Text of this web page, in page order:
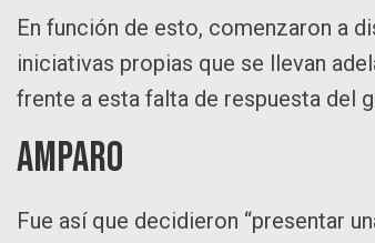
En función de esto, comenzaron a
iniciativas propias que se llevan
frente a esta falta de respuesta del
Amparo
Fue así que decidieron “presentar